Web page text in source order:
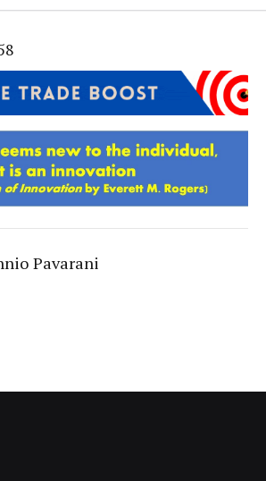
Pavarani